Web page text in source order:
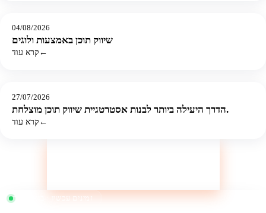
אסטרטגיה שיווקית
04/08/2026
שיווק תוכן באמצעות ולוגים
קרא עוד ←
אסטרטגיה שיווקית
27/07/2026
הדרך היעילה ביותר לבנות אסטרטגיית שיווק תוכן מוצלחת.
קרא עוד ←
זמינים עכשיו · בואו נדבר